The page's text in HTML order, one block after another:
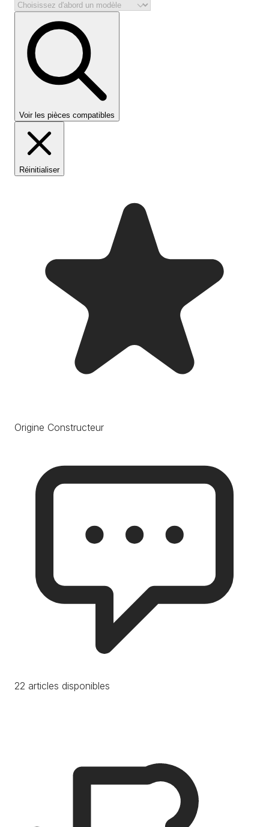
Voir les pièces compatibles
Réinitialiser
Origine Constructeur
22 articles disponibles